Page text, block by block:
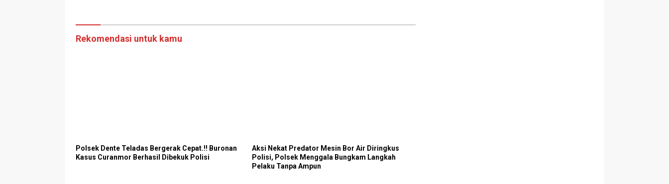
Rekomendasi untuk kamu
Polsek Dente Teladas Bergerak Cepat.!! Buronan
Kasus Curanmor Berhasil Dibekuk Polisi
Aksi Nekat Predator Mesin Bor Air Diringkus
Polisi, Polsek Menggala Bungkam Langkah
Pelaku Tanpa Ampun